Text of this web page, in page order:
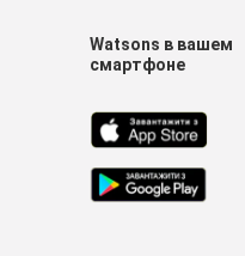
Watsons в вашем
смартфоне